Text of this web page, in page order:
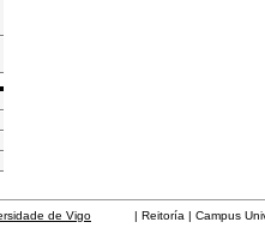
de Vigo | Reitoría | Campus